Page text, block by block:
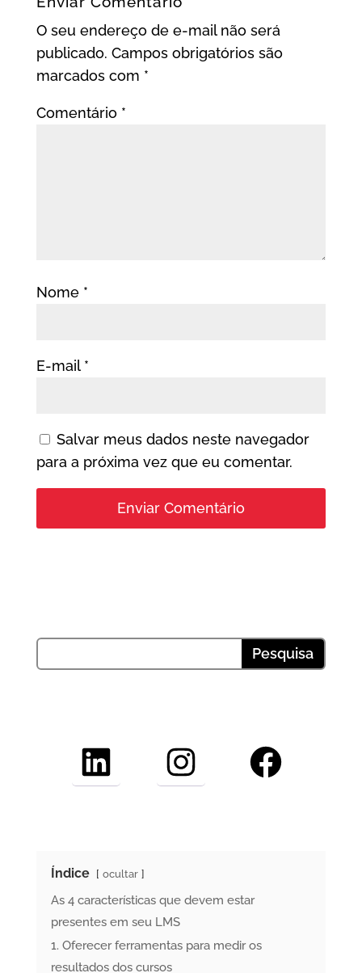
O seu endereço de e-mail não será
publicado. Campos obrigatórios são
marcados com *
Comentário *
Nome *
E-mail *
Salvar meus dados neste navegador
para a próxima vez que eu comentar.
LinkedIn InstagramFacebook
Índice ocultar
As 4 características que devem estar
presentes em seu LMS
1. Oferecer ferramentas para medir os
resultados dos cursos